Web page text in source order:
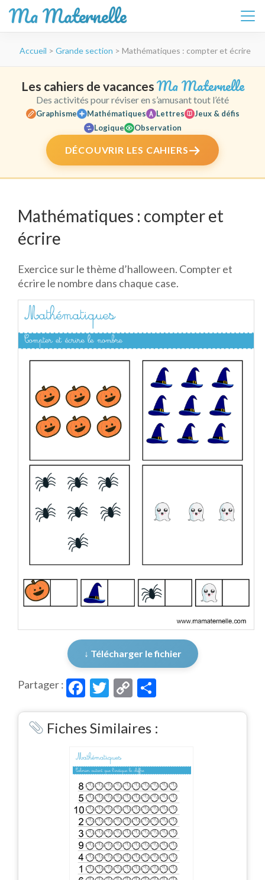
Ma Maternelle
(Pressez
Entrée)
Accueil > Grande section > Mathématiques : compter et écrire
Les cahiers de vacances Ma Maternelle
Des activités pour réviser en s’amusant tout l’été
Graphisme Mathématiques Lettres
Jeux & défis
Logique
Observation
DÉCOUVRIR LES CAHIERS
Mathématiques : compter et
écrire
Exercice sur le thème d’halloween. Compter et
écrire le nombre dans chaque case.
↓ Télécharger le fichier
Partager : Facebook
Twitter
Copy
Link
Fiches Similaires :